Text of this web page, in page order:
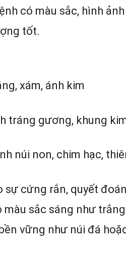
có màu sắc, hình
tốt.
xám, ánh kim
tráng gương, khung
núi non, chim hạc,
sự cứng rắn, quyết
sắc sáng như
vững như núi đá